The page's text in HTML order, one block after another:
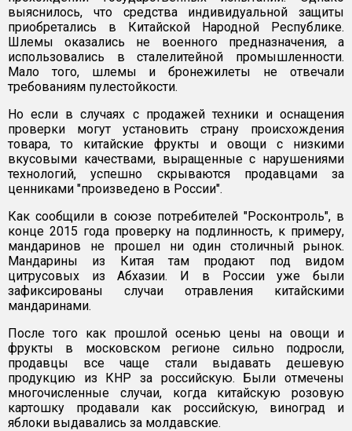
выяснилось, что средства индивидуальной защиты
приобретались в Китайской Народной Республике.
Шлемы оказались не военного предназначения, а
использовались в сталелитейной промышленности.
Мало того, шлемы и бронежилеты не отвечали
требованиям пулестойкости.
Но если в случаях с продажей техники и оснащения
проверки могут установить страну происхождения
товара, то китайские фрукты и овощи с низкими
вкусовыми качествами, выращенные с нарушениями
технологий, успешно скрываются продавцами за
ценниками "произведено в России".
Как сообщили в союзе потребителей "Росконтроль", в
конце 2015 года проверку на подлинность, к примеру,
мандаринов не прошел ни один столичный рынок.
Мандарины из Китая там продают под видом
цитрусовых из Абхазии. И в России уже были
зафиксированы случаи отравления китайскими
мандаринами.
После того как прошлой осенью цены на овощи и
фрукты в московском регионе сильно подросли,
продавцы все чаще стали выдавать дешевую
продукцию из КНР за российскую. Были отмечены
многочисленные случаи, когда китайскую розовую
картошку продавали как российскую, виноград и
яблоки выдавались за молдавские.